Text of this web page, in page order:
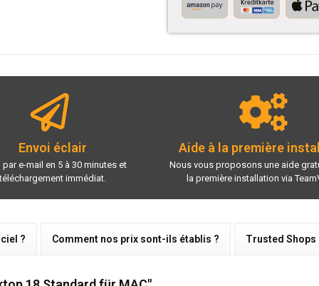
Envoi éclair
par e-mail en 5 à 30 minutes et
téléchargement immédiat.
Aide à la première
Nous vous proposons une aide
la première installation via
? Comment nos prix sont-ils établis ? Trusted Shops